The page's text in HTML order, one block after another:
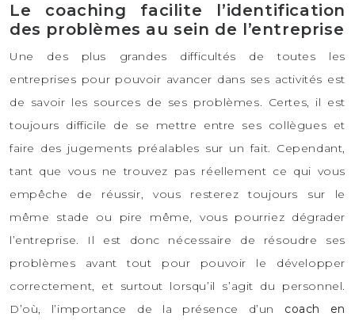
Le coaching facilite l’identification
des problèmes au sein de l’entreprise
Une des plus grandes difficultés de toutes les
entreprises pour pouvoir avancer dans ses activités est
de savoir les sources de ses problèmes. Certes, il est
toujours difficile de se mettre entre ses collègues et
faire des jugements préalables sur un fait. Cependant,
tant que vous ne trouvez pas réellement ce qui vous
empêche de réussir, vous resterez toujours sur le
même stade ou pire même, vous pourriez dégrader
l’entreprise. Il est donc nécessaire de résoudre ses
problèmes avant tout pour pouvoir le développer
correctement, et surtout lorsqu’il s’agit du personnel.
D’où, l’importance de la présence d’un coach en